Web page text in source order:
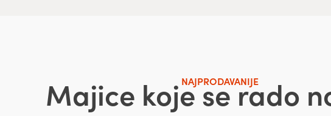
NAJPRODAVANIJE
Majice koje se rado